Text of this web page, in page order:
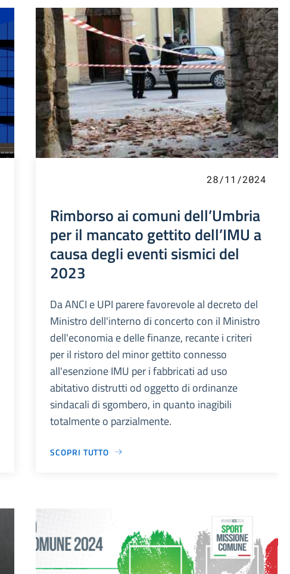
28/11/2024
Rimborso ai comuni dell’Umbria
per il mancato gettito dell’IMU a
causa degli eventi sismici del
2023
Da ANCI e UPI parere favorevole al decreto del
Ministro dell'interno di concerto con il Ministro
dell'economia e delle finanze, recante i criteri
per il ristoro del minor gettito connesso
all'esenzione IMU per i fabbricati ad uso
abitativo distrutti od oggetto di ordinanze
sindacali di sgombero, in quanto inagibili
totalmente o parzialmente.
SCOPRI TUTTO